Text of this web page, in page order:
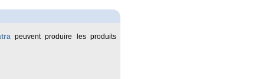
peuvent produire les produits